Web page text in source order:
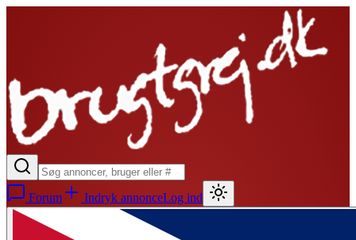
Forum Indryk annonceLog ind